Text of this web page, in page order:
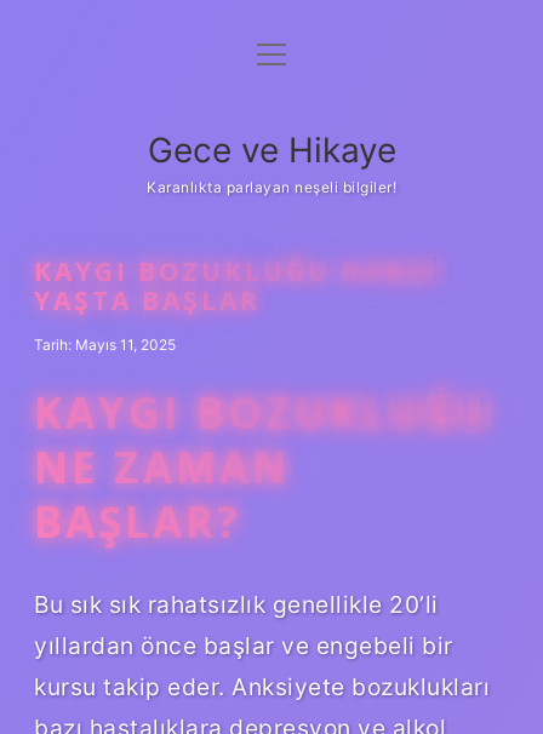
Anasayfa
Yasal Uyarı
menüyü
Gece ve Hikaye
Karanlıkta parlayan neşeli bilgiler!
KAYGI BOZUKLUĞU HANGI
YAŞTA BAŞLAR
Tarih: Mayıs 11, 2025
KAYGI BOZUKLUĞU
NE ZAMAN
BAŞLAR?
Bu sık sık rahatsızlık genellikle 20’li
yıllardan önce başlar ve engebeli bir
kursu takip eder. Anksiyete bozuklukları
bazı hastalıklara depresyon ve alkol